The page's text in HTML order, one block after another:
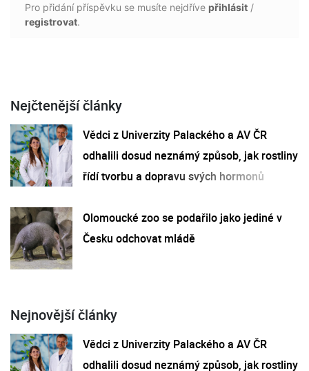
Pro přidání příspěvku se musíte nejdříve přihlásit /
registrovat.
Nejčtenější články
Vědci z Univerzity Palackého a AV ČR
odhalili dosud neznámý způsob, jak rostliny
řídí tvorbu a dopravu svých hormonů
Olomoucké zoo se podařilo jako jediné v
Česku odchovat mládě
Nejnovější články
Vědci z Univerzity Palackého a AV ČR
odhalili dosud neznámý způsob, jak rostliny